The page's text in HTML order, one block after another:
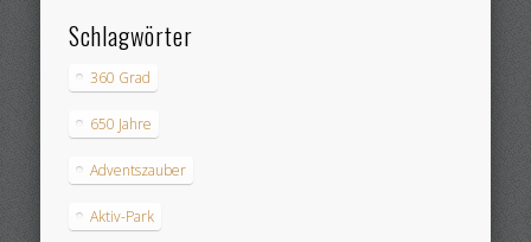
Schlagwörter
360 Grad
650 Jahre
Adventszauber
Aktiv-Park